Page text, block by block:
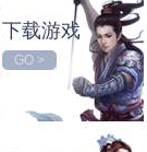
下载游戏
GO >